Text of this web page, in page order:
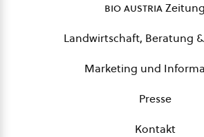
bio austriaZeitung
Landwirtschaft, Beratung
Marketing und
Presse
Kontakt